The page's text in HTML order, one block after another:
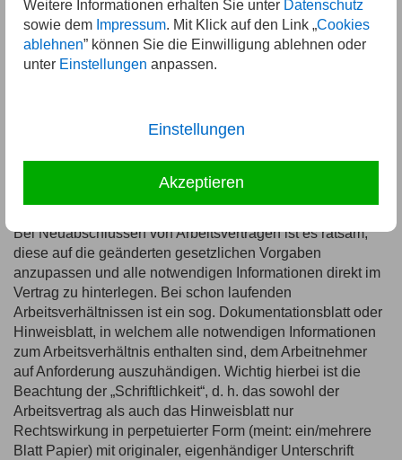
Weitere Informationen erhalten Sie unter Datenschutz
sowie dem Impressum. Mit Klick auf den Link „Cookies
ablehnen” können Sie die Einwilligung ablehnen oder
unter Einstellungen anpassen.
Einstellungen
Akzeptieren
Hinweis auf Anspruch auf vom Arbeitgeber
bereitgestellte Fortbildung,
Versorgungsträger zusagt, der Name und die
Anschrift dieses Versorgungsträgers; die
Nachweispflicht entfällt, wenn der Versorgungsträger
zu dieser Information verpflichtet ist.
Bei Neuabschlüssen von Arbeitsverträgen ist es ratsam,
diese auf die geänderten gesetzlichen Vorgaben
anzupassen und alle notwendigen Informationen direkt im
Vertrag zu hinterlegen. Bei schon laufenden
Arbeitsverhältnissen ist ein sog. Dokumentationsblatt oder
Hinweisblatt, in welchem alle notwendigen Informationen
zum Arbeitsverhältnis enthalten sind, dem Arbeitnehmer
auf Anforderung auszuhändigen. Wichtig hierbei ist die
Beachtung der „Schriftlichkeit“, d. h. das sowohl der
Arbeitsvertrag als auch das Hinweisblatt nur
Rechtswirkung in perpetuierter Form (meint: ein/mehrere
Blatt Papier) mit originaler, eigenhändiger Unterschrift